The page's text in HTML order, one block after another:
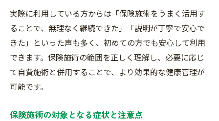
実際に利用している方からは「保険施術をうまく活用す
ることで、無理なく継続できた」「説明が丁寧で安心で
きた」といった声も多く、初めての方でも安心して利用
できます。保険施術の範囲を正しく理解し、必要に応じ
て自費施術と併用することで、より効果的な健康管理が
可能です。
保険施術の対象となる症状と注意点